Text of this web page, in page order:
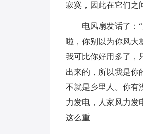
寂寞，因此在它们之
电风扇发话了：
啦，你别以为你风大
我可比你好用多了，
出来的，所以我是你
不就是乡里人。你有
力发电，人家风力发
这么重